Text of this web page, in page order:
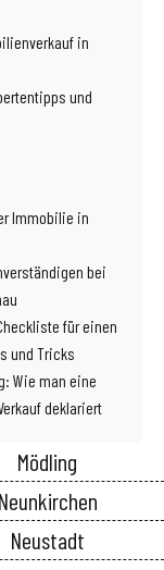
in
und
Immobilie in
bei
für einen
und Tricks
Wie man eine
deklariert
Mödling
Neunkirchen
Neustadt